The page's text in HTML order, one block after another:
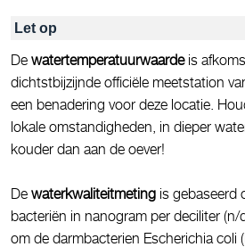
Let op
De watertemperatuurwaardeis
dichtstbijzijnde officiële meetstation
een benadering voor deze locatie.
lokale omstandigheden, in dieper
kouder dan aan de oever!
De waterkwaliteitmeting is gebaseerd
bacteriën in nanogram per deciliter (n/
om de darmbacterien Escherichia coli